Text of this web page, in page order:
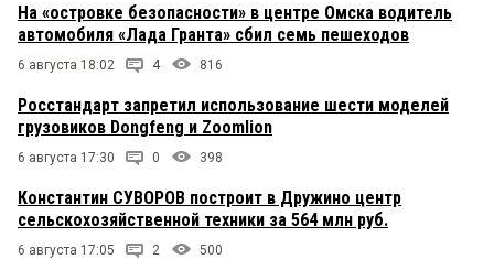
На «островке безопасности» в центре Омска водитель
автомобиля «Лада Гранта» сбил семь пешеходов
6 августа 18:02 4 816
Росстандарт запретил использование шести моделей
грузовиков Dongfeng и Zoomlion
6 августа 17:30 0 398
Константин СУВОРОВ построит в Дружино центр
сельскохозяйственной техники за 564 млн руб.
6 августа 17:05 2 500